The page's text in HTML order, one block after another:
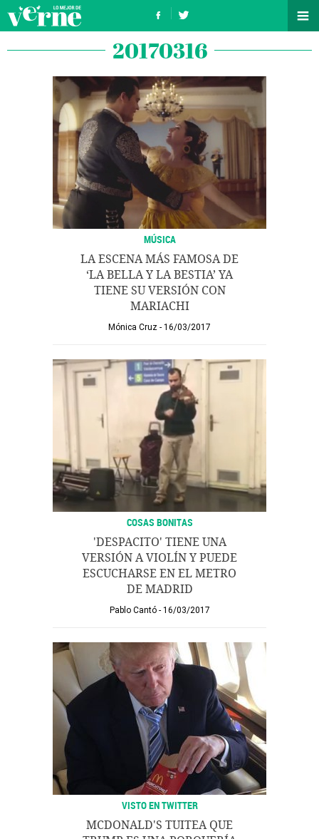
20170316
MÚSICA
LA ESCENA MÁS FAMOSA DE
‘LA BELLA Y LA BESTIA’ YA
TIENE SU VERSIÓN CON
MARIACHI
Mónica Cruz 16/03/2017
COSAS BONITAS
'DESPACITO' TIENE UNA
VERSIÓN A VIOLÍN Y PUEDE
ESCUCHARSE EN EL METRO
DE MADRID
Pablo Cantó 16/03/2017
VISTO EN TWITTER
MCDONALD'S TUITEA QUE